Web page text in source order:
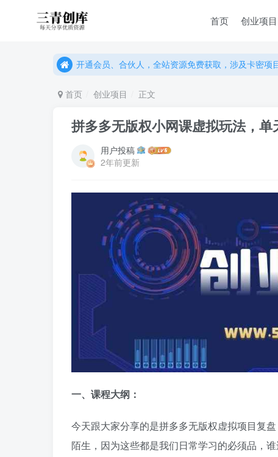
首页 创业项目
开通会员、合伙人，全站资源免费获取，涉及卡密
开通会员、合伙人，全站资源免费获取，涉及卡密项
首页 创业项目 正文
拼多多无版权小网课虚拟玩法，单
用户投稿
2年前更新
一、课程大纲：
今天跟大家分享的是拼多多无版权虚拟项目复
陌生，因为这些都是我们日常学习的必须品，